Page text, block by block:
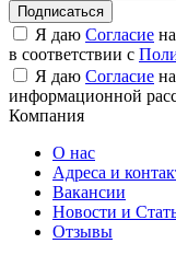
Подписаться
Я даю Согласие
в соответствии с
Я даю Согласие
информационной
Компания
О нас
Адреса и
Вакансии
Новости и
Отзывы